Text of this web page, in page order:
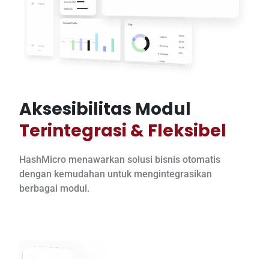
Aksesibilitas Modul
Terintegrasi & Fleksibel
HashMicro menawarkan solusi bisnis otomatis
dengan kemudahan untuk mengintegrasikan
berbagai modul.